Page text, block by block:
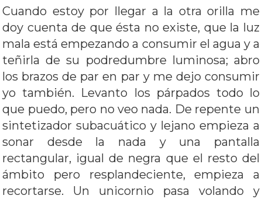
Cuando estoy por llegar a la otra orilla me
doy cuenta de que ésta no existe, que la luz
mala está empezando a consumir el agua y a
teñirla de su podredumbre luminosa; abro
los brazos de par en par y me dejo consumir
yo también. Levanto los párpados todo lo
que puedo, pero no veo nada. De repente un
sintetizador subacuático y lejano empieza a
sonar desde la nada y una pantalla
rectangular, igual de negra que el resto del
ámbito pero resplandeciente, empieza a
recortarse. Un unicornio pasa volando y